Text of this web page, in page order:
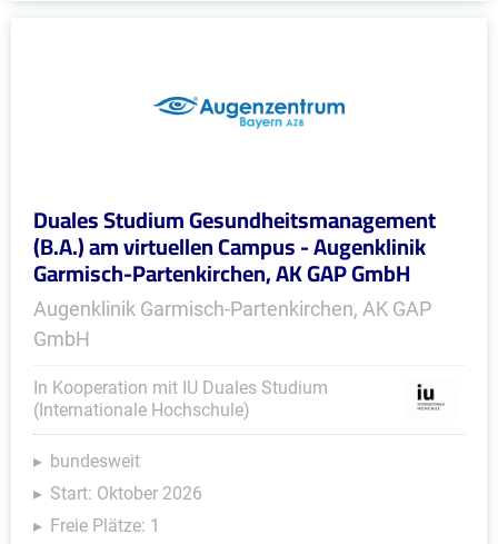
Duales Studium Gesundheitsmanagement
(B.A.) am virtuellen Campus - Augenklinik
Garmisch-Partenkirchen, AK GAP GmbH
Augenklinik Garmisch-Partenkirchen, AK GAP
GmbH
In Kooperation mit IU Duales Studium
(Internationale Hochschule)
bundesweit
Start: Oktober 2026
Freie Plätze: 1